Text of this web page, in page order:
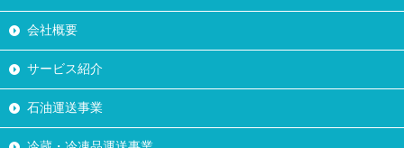
会社概要
サービス紹介
石油運送事業